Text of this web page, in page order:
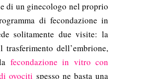
di un ginecologo nel proprio
di fecondazione in
solitamente due visite: la
dell’embrione,
fecondazione in vitro con
ovociti spesso ne basta una